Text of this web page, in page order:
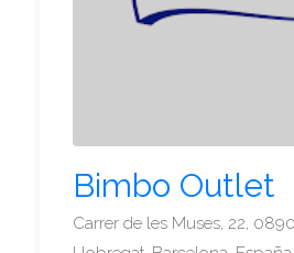
Bimbo Outlet
Carrer de les Muses, 22,